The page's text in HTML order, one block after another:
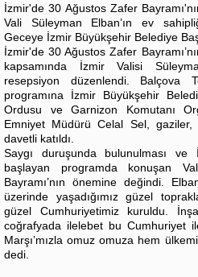
İzmir'de 30 Ağustos Zafer
Vali Süleyman Elban’ın ev
Geceye İzmir Büyükşehir Belediye
İzmir'de 30 Ağustos Zafer
kapsamında İzmir Valisi
resepsiyon düzenlendi. Balçova
programına İzmir Büyükşehir
Ordusu ve Garnizon Komutanı
Emniyet Müdürü Celal Sel, gaziler,
davetli katıldı.
Saygı duruşunda bulunulması ve
başlayan programda konuşan
Bayramı’nın önemine değindi.
üzerinde yaşadığımız güzel
güzel Cumhuriyetimiz kuruldu.
coğrafyada ilelebet bu Cumhuriyet
Marşı’mızla omuz omuza hem
dedi.